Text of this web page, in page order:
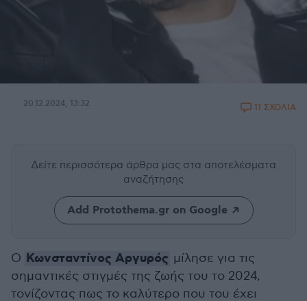
20.12.2024, 13:32 11 ΣΧΟΛΙΑ
Δείτε περισσότερα άρθρα μας στα αποτελέσματα
αναζήτησης
Add Protothema.gr on Google
Ο Κωνσταντίνος Αργυρός μίλησε για τις
σημαντικές στιγμές της ζωής του το 2024,
τονίζοντας πως το καλύτερο που του έχει